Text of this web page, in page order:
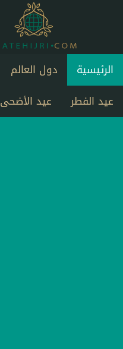
الرئيسية دول العالم
عيد الفطر
عيد الأضحى